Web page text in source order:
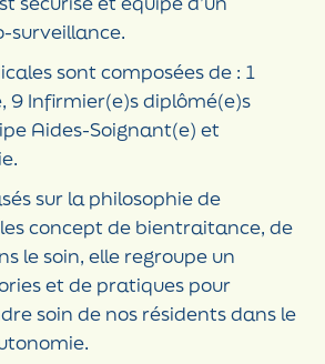
surveillance.
sont composées de : 1
9 Infirmier(e)s diplômé(e)s
Aides-Soignant(e) et
sur la philosophie de
concept de bientraitance, de
le soin, elle regroupe un
et de pratiques pour
soin de nos résidents dans le